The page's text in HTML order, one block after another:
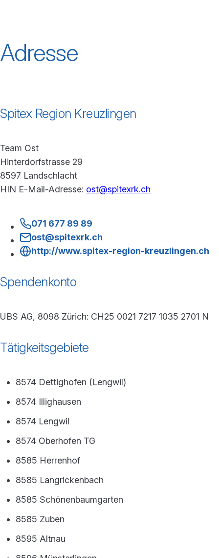
Adresse
Spitex Region Kreuzlingen
Team Ost
Hinterdorfstrasse 29
8597 Landschlacht
HIN E-Mail-Adresse: ost@spitexrk.ch
071 677 89 89
ost@spitexrk.ch
http://www.spitex-region-kreuzlingen.ch
Spendenkonto
UBS AG, 8098 Zürich: CH25 0021 7217 1035 2701 N
Tätigkeitsgebiete
8574 Dettighofen (Lengwil)
8574 Illighausen
8574 Lengwil
8574 Oberhofen TG
8585 Herrenhof
8585 Langrickenbach
8585 Schönenbaumgarten
8585 Zuben
8595 Altnau